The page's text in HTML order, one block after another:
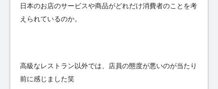
日本のお店のサービスや商品がどれだけ消費者のことを考
えられているのか。
高級なレストラン以外では、店員の態度が悪いのが当たり
前に感じました笑